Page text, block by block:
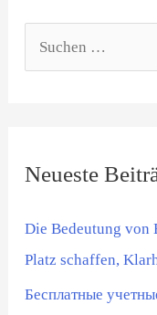
e
n
a
c
Neueste
Die Bedeutung von
Platz schaffen,
Бесплатные